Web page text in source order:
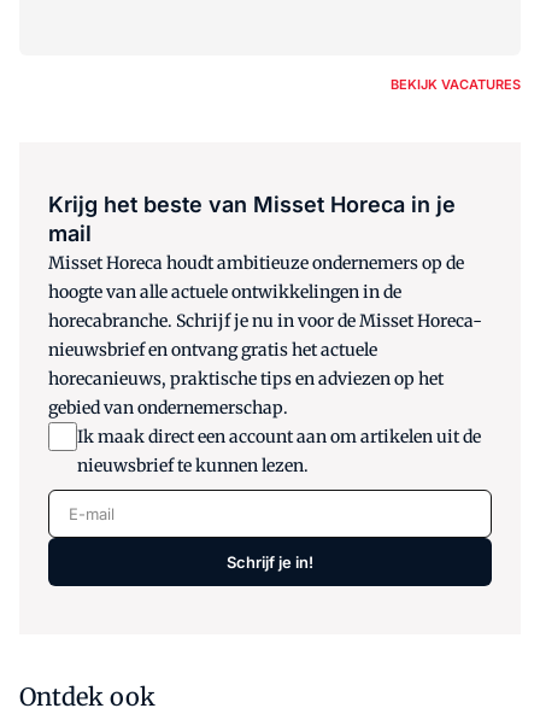
BEKIJK VACATURES
Krijg het beste van Misset Horeca in je
mail
Misset Horeca houdt ambitieuze ondernemers op de
hoogte van alle actuele ontwikkelingen in de
horecabranche. Schrijf je nu in voor de Misset Horeca-
nieuwsbrief en ontvang gratis het actuele
horecanieuws, praktische tips en adviezen op het
gebied van ondernemerschap.
Ik maak direct een account aan om artikelen uit de
nieuwsbrief te kunnen lezen.
E-mail
Schrijf je in!
Ontdek ook